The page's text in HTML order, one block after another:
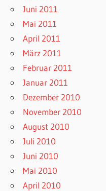
Juni 2011
Mai 2011
April 2011
März 2011
Februar 2011
Januar 2011
Dezember 2010
November 2010
August 2010
Juli 2010
Juni 2010
Mai 2010
April 2010